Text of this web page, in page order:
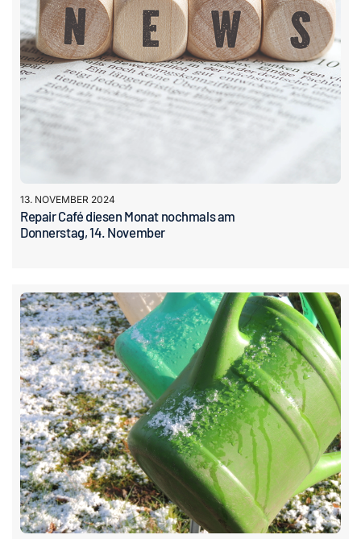
13. NOVEMBER 2024
Repair Café diesen Monat nochmals am
Donnerstag, 14. November